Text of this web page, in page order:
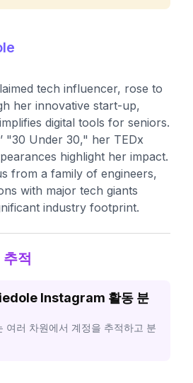
tech influencer, rose to
her innovative start-up,
digital tools for seniors.
"30 Under 30," her TEDx
highlight her impact.
from a family of engineers,
with major tech giants
industry footprint.
적
Instagram 활동 분
여러 차원에서 계정을 추적하고 분